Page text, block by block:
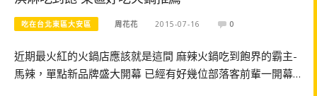
吃在台北東區大安區 周花花 2015-07-16 0
近期最火紅的火鍋店應該就是這間 麻辣火鍋吃到飽界的霸主-
馬辣，單點新品牌盛大開幕 已經有好幾位部落客前輩一開幕…